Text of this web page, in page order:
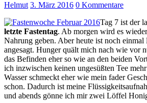
Helmut 3. März 2016 0 Kommentare
Tag 7 ist der
letzte Fastentag. Ab morgen wird es
Nahrung geben. Aber heute ist noch einmal
angesagt. Hunger quält mich nach wie vor
das Befinden eher so wie an den beiden
ich inzwischen keinen ungesüßten Tee
Wasser schmeckt eher wie mein fader
schon. Dadurch ist meine
und abends gönne ich mir zwei Löffel